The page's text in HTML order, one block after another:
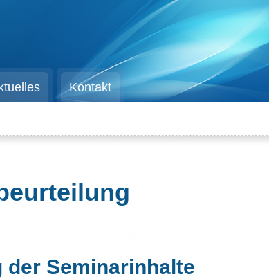
Kontakt
der Seminarinhalte